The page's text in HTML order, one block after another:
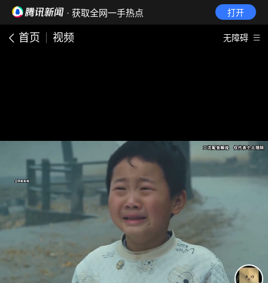
· 获取全网一手热点 打开
首页 视频 无障碍